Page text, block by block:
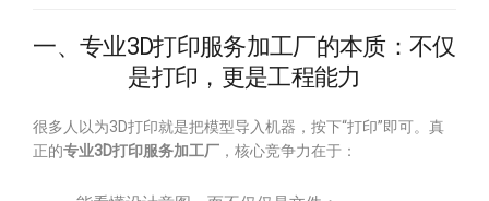
一、专业3D打印服务加工厂的本质：不仅
是打印，更是工程能力
很多人以为3D打印就是把模型导入机器，按下“打印”即可。真
正的专业3D打印服务加工厂 ，核心竞争力在于：